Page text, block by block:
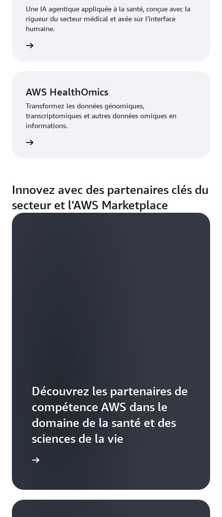
Une IA agentique appliquée à la santé, conçue avec la
rigueur du secteur médical et axée sur l’interface
humaine.
AWS HealthOmics
Transformez les données génomiques,
transcriptomiques et autres données omiques en
informations.
Innovez avec des partenaires clés du
secteur et l’AWS Marketplace
Découvrez les partenaires de
compétence AWS dans le
domaine de la santé et des
sciences de la vie